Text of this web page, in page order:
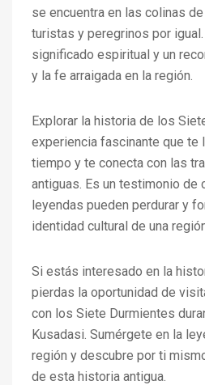
se encuentra en las colinas
turistas y peregrinos por igual.
significado espiritual y un
y la fe arraigada en la región.
Explorar la historia de los
experiencia fascinante que te
tiempo y te conecta con las
antiguas. Es un testimonio de
leyendas pueden perdurar y
identidad cultural de una
Si estás interesado en la
pierdas la oportunidad de
con los Siete Durmientes
Kusadasi. Sumérgete en la
región y descubre por ti
de esta historia antigua.